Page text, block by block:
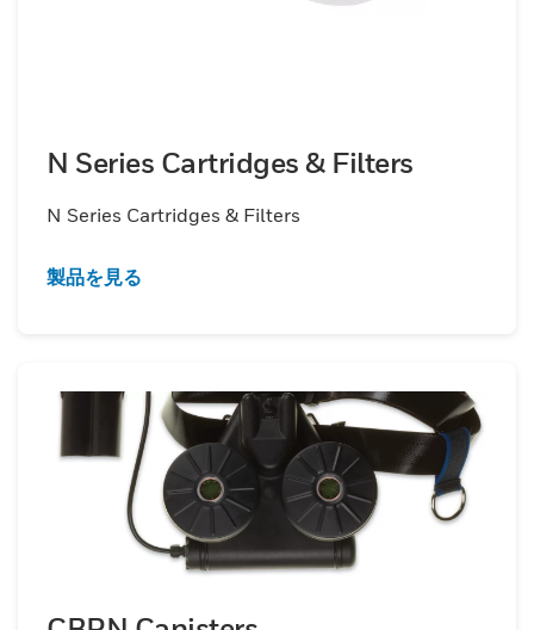
N Series Cartridges & Filters
N Series Cartridges & Filters
製品を見る